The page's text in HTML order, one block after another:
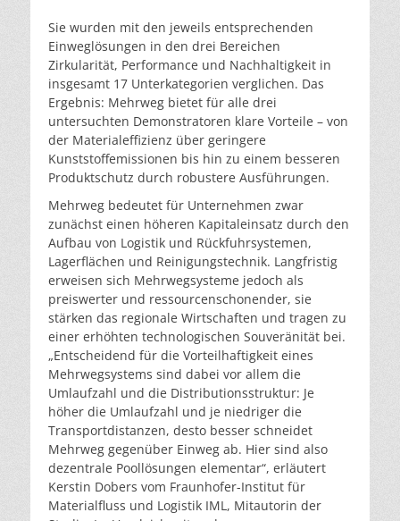
Sie wurden mit den jeweils entsprechenden
Einweglösungen in den drei Bereichen
Zirkularität, Performance und Nachhaltigkeit in
insgesamt 17 Unterkategorien verglichen. Das
Ergebnis: Mehrweg bietet für alle drei
untersuchten Demonstratoren klare Vorteile – von
der Materialeffizienz über geringere
Kunststoffemissionen bis hin zu einem besseren
Produktschutz durch robustere Ausführungen.
Mehrweg bedeutet für Unternehmen zwar
zunächst einen höheren Kapitaleinsatz durch den
Aufbau von Logistik und Rückfuhrsystemen,
Lagerflächen und Reinigungstechnik. Langfristig
erweisen sich Mehrwegsysteme jedoch als
preiswerter und ressourcenschonender, sie
stärken das regionale Wirtschaften und tragen zu
einer erhöhten technologischen Souveränität bei.
„Entscheidend für die Vorteilhaftigkeit eines
Mehrwegsystems sind dabei vor allem die
Umlaufzahl und die Distributionsstruktur: Je
höher die Umlaufzahl und je niedriger die
Transportdistanzen, desto besser schneidet
Mehrweg gegenüber Einweg ab. Hier sind also
dezentrale Poollösungen elementar“, erläutert
Kerstin Dobers vom Fraunhofer-Institut für
Materialfluss und Logistik IML, Mitautorin der